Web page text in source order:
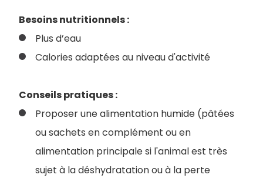
Besoins nutritionnels :
Plus d’eau
Calories adaptées au niveau d'activité
Conseils pratiques :
Proposer une alimentation humide (pâtées
ou sachets en complément ou en
alimentation principale si l'animal est très
sujet à la déshydratation ou à la perte